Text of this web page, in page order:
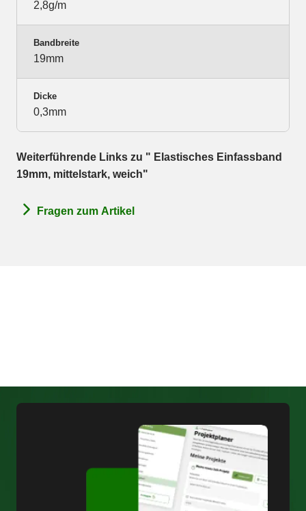
2,8g/m
Bandbreite
19mm
Dicke
0,3mm
Weiterführende Links zu " Elastisches Einfassband
19mm, mittelstark, weich"
Fragen zum Artikel